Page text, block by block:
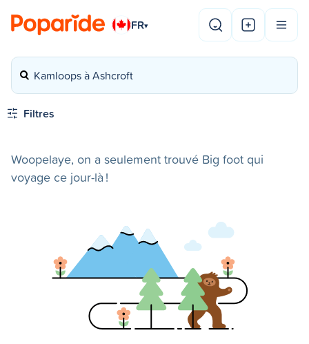
FR▾
Kamloops à Ashcroft
Filtres
Woopelaye, on a seulement trouvé Big foot qui
voyage ce jour-là !